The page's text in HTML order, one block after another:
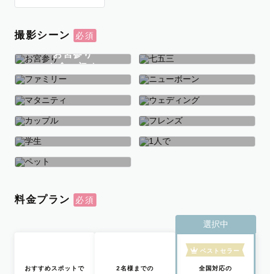
撮影シーン
お宮参り
お食い初め
七五三
ファミリー ニューボーン
マタニティ ウェディング
カップル フレンズ
学生
料金プラン
おすすめスポットで
2名様までの
選択中
ベストセラー
全国対応の